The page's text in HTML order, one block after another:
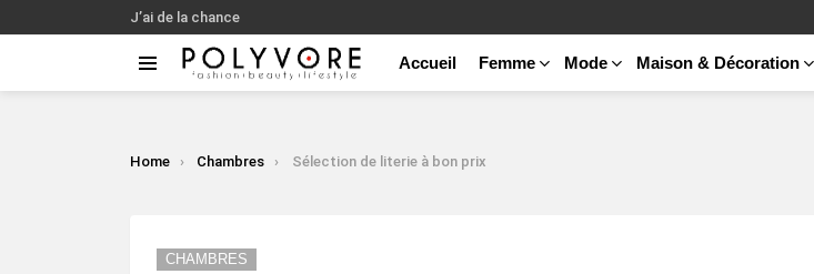
J’ai de la chance
Accueil Femme Mode Maison & Décoration
You are here:
Home Chambres Sélection de literie à bon prix
CHAMBRES